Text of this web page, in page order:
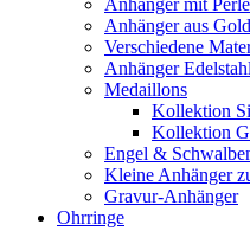
Anhänger mit
Anhänger aus Gold
Verschiedene
Anhänger
Medaillons
Kollektion
Kollektion
Engel &
Kleine Anhänger
Gravur-Anhänger
Ohrringe